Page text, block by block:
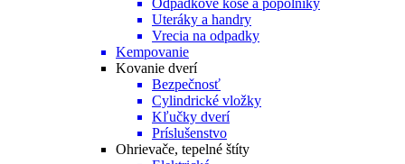
Odpadkové koše a popolníky
Uteráky a handry
Vrecia na odpadky
Kempovanie
Kovanie dverí
Bezpečnosť
Cylindrické vložky
Kľučky dverí
Príslušenstvo
Ohrievače, tepelné štíty